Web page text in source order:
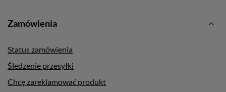
Zamówienia
Status zamówienia
Śledzenie przesyłki
Chcę zareklamować produkt